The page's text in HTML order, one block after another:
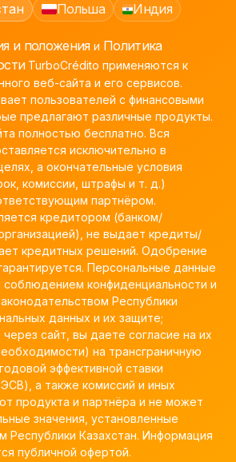
Польша Индия
и положенияи Политика
TurboCrédito применяются к
веб-сайта и его сервисов.
пользователей с финансовыми
предлагают различные продукты.
полностью бесплатно. Вся
исключительно в
а окончательные условия
комиссии, штрафы и т. д.)
партнёром.
кредитором (банком/
не выдает кредиты/
кредитных решений. Одобрение
Персональные данные
конфиденциальности и
Республики
данных и их защите;
сайт, вы даете согласие на их
на трансграничную
эффективной ставки
а также комиссий и иных
продукта и партнёра и не может
значения, установленные
Республики Казахстан. Информация
публичной офертой.